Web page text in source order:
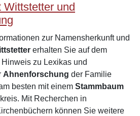
Wittstetter und
zur Namensherkunft und
erhalten Sie auf dem
zu Lexikas und
Ahnenforschung der Familie
besten mit einem Stammbaum
Mit Recherchen in
können Sie weitere